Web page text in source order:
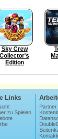
Sky Crew
Collector's
Edition
Links
zu Spielen
Partner